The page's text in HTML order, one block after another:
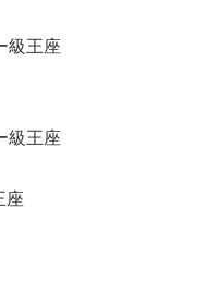
級王座
級王座
座